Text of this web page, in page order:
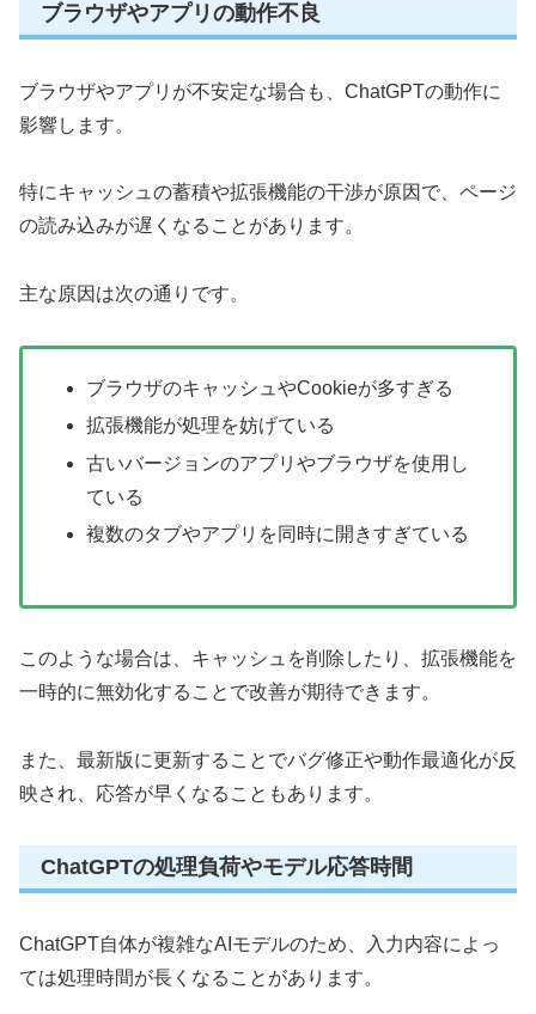
ブラウザやアプリの動作不良
ブラウザやアプリが不安定な場合も、ChatGPTの動作に
影響します。
特にキャッシュの蓄積や拡張機能の干渉が原因で、ページ
の読み込みが遅くなることがあります。
主な原因は次の通りです。
ブラウザのキャッシュやCookieが多すぎる
拡張機能が処理を妨げている
古いバージョンのアプリやブラウザを使用し
ている
複数のタブやアプリを同時に開きすぎている
このような場合は、キャッシュを削除したり、拡張機能を
一時的に無効化することで改善が期待できます。
また、最新版に更新することでバグ修正や動作最適化が反
映され、応答が早くなることもあります。
ChatGPTの処理負荷やモデル応答時間
ChatGPT自体が複雑なAIモデルのため、入力内容によっ
ては処理時間が長くなることがあります。